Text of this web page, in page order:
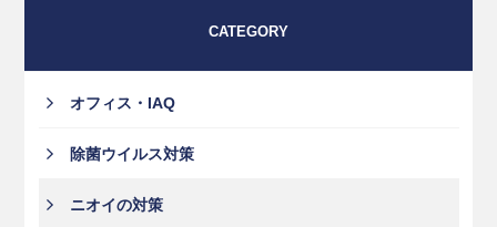
CATEGORY
オフィス・IAQ
除菌ウイルス対策
ニオイの対策